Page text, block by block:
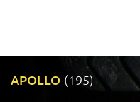
APOLLO (195)